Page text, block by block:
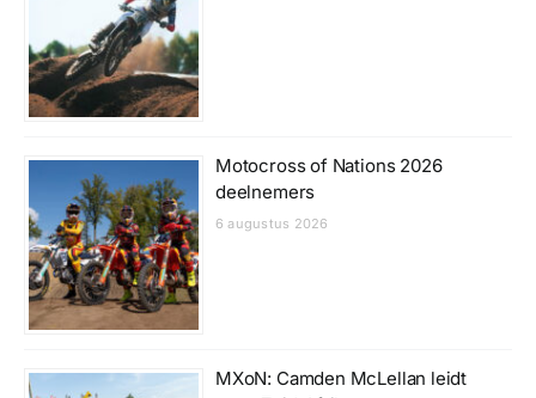
Motocross of Nations 2026
deelnemers
6 augustus 2026
MXoN: Camden McLellan leidt